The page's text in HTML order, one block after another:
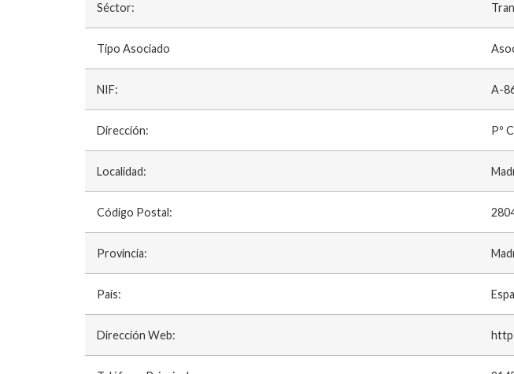
Séctor:
Tipo Asociado
NIF: A-
Dirección: Pº
Localidad:
Código Postal:
Provincia:
País:
Dirección Web: